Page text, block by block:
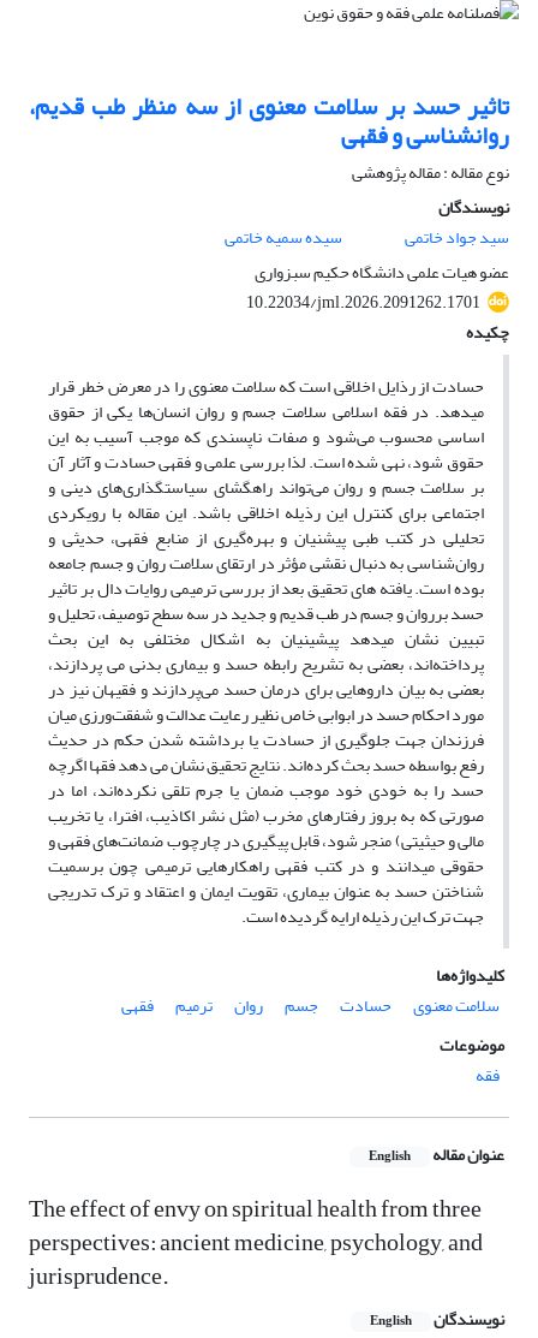
تاثیر حسد بر سلامت معنوی از سه منظر طب قدیم،
روانشناسی و فقهی
نوع مقاله : مقاله پژوهشی
نویسندگان
سید جواد خاتمی
سیده سمیه خاتمی
عضو هیات علمی دانشگاه حکیم سبزواری
10.22034/jml.2026.2091262.1701
چکیده
حسادت از رذایل اخلاقی است که سلامت معنوی را در معرض خطر قرار
میدهد. در فقه اسلامی سلامت جسم و روان انسان‌ها یکی از حقوق
اساسی محسوب می‌شود و صفات ناپسندی که موجب آسیب به این
حقوق شود، نهی شده است. لذا بررسی علمی و فقهی حسادت و آثار آن
بر سلامت جسم و روان می‌تواند راهگشای سیاستگذاری‌های دینی و
اجتماعی برای کنترل این رذیله اخلاقی باشد. این مقاله با رویکردی
تحلیلی در کتب طبی پیشنیان و بهره‌گیری از منابع فقهی، حدیثی و
روان‌شناسی به دنبال نقشی مؤثر در ارتقای سلامت روان و جسم جامعه
بوده است. یافته های تحقیق بعد از بررسی ترمیمی روایات دال بر تاثیر
حسد برروان و جسم در طب قدیم و جدید در سه سطح توصیف، تحلیل و
تبیین نشان میدهد پیشینیان به اشکال مختلفی به این بحث
پرداخته‌اند، بعضی به تشریح رابطه حسد و بیماری بدنی می پردازند،
بعضی به بیان داروهایی برای درمان حسد می‌پردازند و فقیهان نیز در
مورد احکام حسد در ابوابی خاص نظیر رعایت عدالت و شفقت‌ورزی میان
فرزندان جهت جلوگیری از حسادت یا برداشته شدن حکم در حدیث
رفع بواسطه حسد بحث کرده‌اند. نتایج تحقیق نشان می دهد فقها اگرچه
حسد را به خودی خود موجب ضمان یا جرم تلقی نکرده‌اند، اما در
صورتی که به بروز رفتارهای مخرب (مثل نشر اکاذیب، افترا، یا تخریب
مالی و حیثیتی) منجر شود، قابل پیگیری در چارچوب ضمانت‌های فقهی و
حقوقی میدانند و در کتب فقهی راهکارهایی ترمیمی چون برسمیت
شناختن حسد به عنوان بیماری، تقویت ایمان و اعتقاد و ترک تدریجی
جهت ترک این رذیله ارایه گردیده است.
کلیدواژه‌ها
سلامت معنوی
حسادت جسم روان ترمیم
فقهی
موضوعات
فقه
عنوان مقاله English
The effect of envy on spiritual health from three
perspectives: ancient medicine, psychology, and
jurisprudence.
نویسندگان English